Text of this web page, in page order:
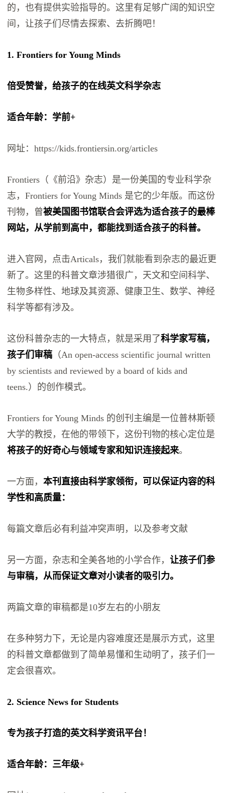
的，也有提供实验指导的。这里有足够广阔的知识空
间，让孩子们尽情去探索、去折腾吧！
1. Frontiers for Young Minds
倍受赞誉，给孩子的在线英文科学杂志
适合年龄：学前+
网址：https://kids.frontiersin.org/articles
Frontiers（《前沿》杂志）是一份美国的专业科学杂
志，Frontiers for Young Minds 是它的少年版。而这份
刊物，曾被美国图书馆联合会评选为适合孩子的最棒
网站，从学前到高中，都能找到适合孩子的科普。
进入官网，点击Articals，我们就能看到杂志的最近更
新了。这里的科普文章涉猎很广，天文和空间科学、
生物多样性、地球及其资源、健康卫生、数学、神经
科学等都有涉及。
这份科普杂志的一大特点，就是采用了科学家写稿，
孩子们审稿 （An open-access scientific journal written
by scientists and reviewed by a board of kids and
teens.）的创作模式。
Frontiers for Young Minds 的创刊主编是一位普林斯顿
大学的教授，在他的带领下，这份刊物的核心定位是
将孩子的好奇心与领域专家和知识连接起来。
一方面，本刊直接由科学家领衔，可以保证内容的科
学性和高质量：
每篇文章后必有利益冲突声明，以及参考文献
另一方面，杂志和全美各地的小学合作，让孩子们参
与审稿，从而保证文章对小读者的吸引力。
两篇文章的审稿都是10岁左右的小朋友
在多种努力下，无论是内容难度还是展示方式，这里
的科普文章都做到了简单易懂和生动明了，孩子们一
定会很喜欢。
2. Science News for Students
专为孩子打造的英文科学资讯平台！
适合年龄：三年级+